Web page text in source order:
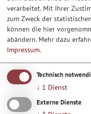
1 2 3
Dieser Betrieb auch hier:
Essen & Trinken
verarbeitet. Mit Ihrer
zum Zweck der
können die hier
abändern. Mehr dazu
Impressum.
Technisch
↓ 1 Dienst
Externe Dienste